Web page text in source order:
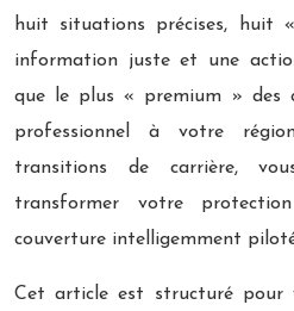
huit situations précises, huit
information juste et une
que le plus « premium » des
professionnel à votre
transitions de carrière,
transformer votre
couverture intelligemment
Cet article est structuré pour